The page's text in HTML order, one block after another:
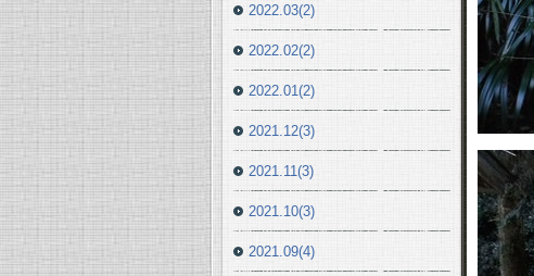
2022.03(2)
2022.02(2)
2022.01(2)
2021.12(3)
2021.11(3)
2021.10(3)
2021.09(4)